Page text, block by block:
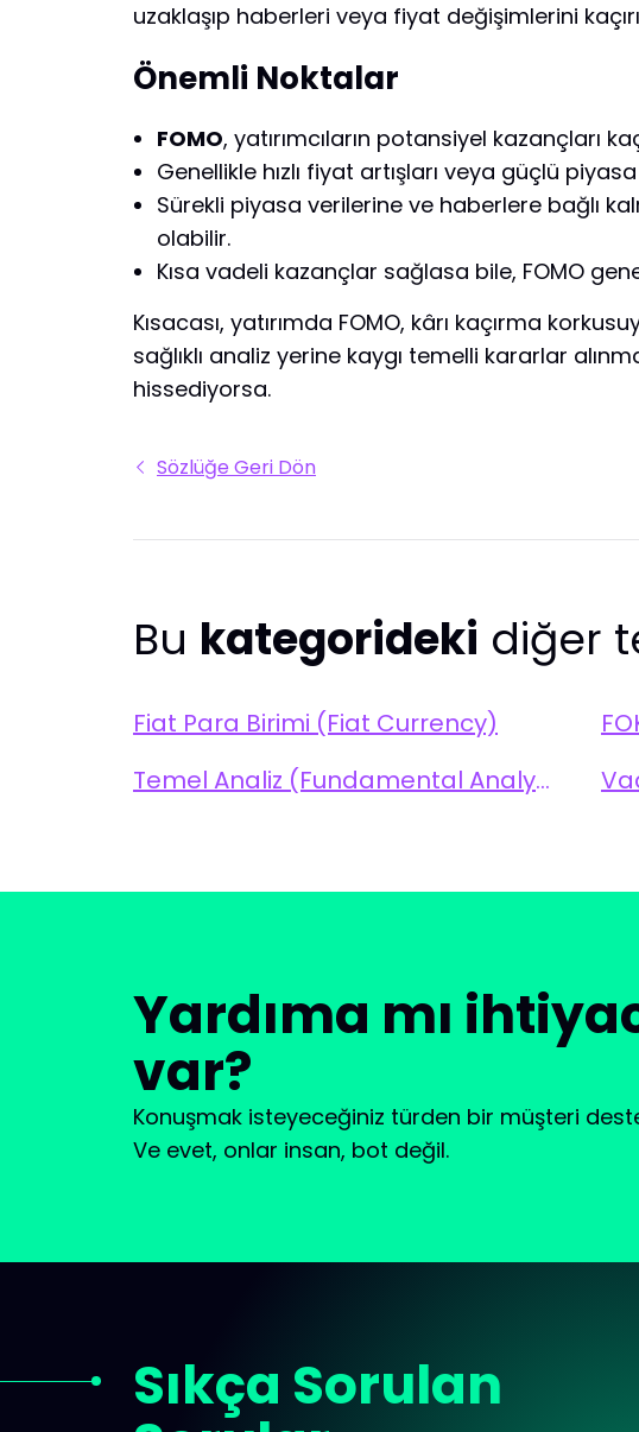
uzaklaşıp haberleri veya fiyat değişimlerini
Önemli Noktalar
FOMO, yatırımcıların potansiyel kazançları
Genellikle hızlı fiyat artışları veya güçlü
Sürekli piyasa verilerine ve haberlere bağlı
olabilir.
Kısa vadeli kazançlar sağlasa bile, FOMO
Kısacası, yatırımda FOMO, kârı kaçırma
sağlıklı analiz yerine kaygı temelli kararlar
hissediyorsa.
Sözlüğe Geri Dön
Bu kategorideki diğer
Fiat Para Birimi (Fiat Currency)
Temel Analiz (Fundamental Analysis)
Yardıma mı
var?
Konuşmak isteyeceğiniz türden bir müşteri
Ve evet, onlar insan, bot değil.
Sıkça Sorulan